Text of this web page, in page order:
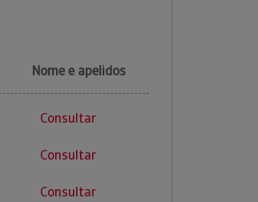
Nome e apelidos
Consultar
Consultar
Consultar